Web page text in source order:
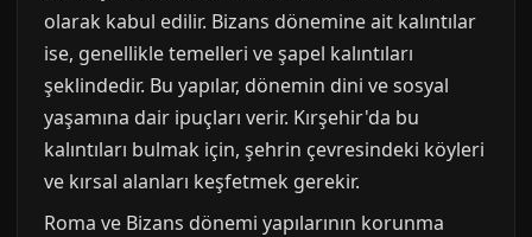
olarak kabul edilir. Bizans dönemine ait kalıntılar
ise, genellikle temelleri ve şapel kalıntıları
şeklindedir. Bu yapılar, dönemin dini ve sosyal
yaşamına dair ipuçları verir. Kırşehir'da bu
kalıntıları bulmak için, şehrin çevresindeki köyleri
ve kırsal alanları keşfetmek gerekir.
Roma ve Bizans dönemi yapılarının korunma